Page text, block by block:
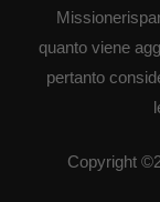
quanto viene
pertanto
Copyright